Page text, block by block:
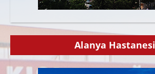
Alanya Hastanesi